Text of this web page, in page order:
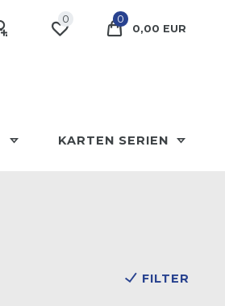
0
0
0,00 EUR
KARTEN SERIEN
FILTER